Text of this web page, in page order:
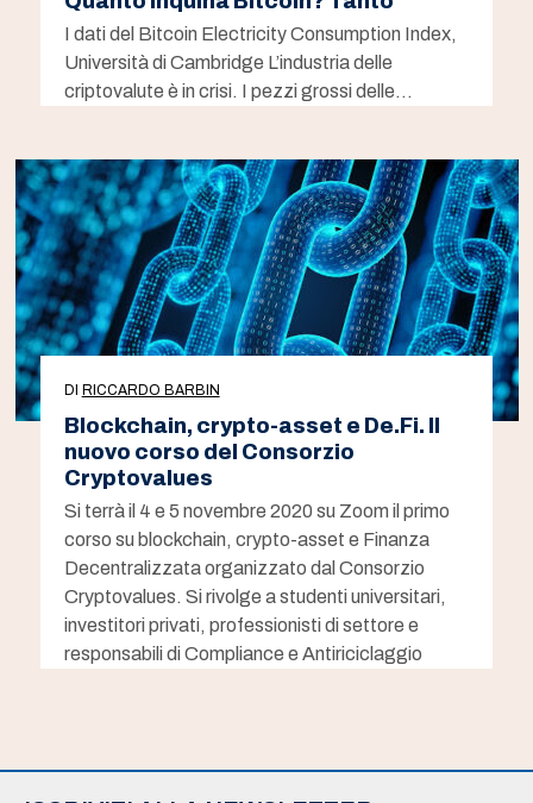
I dati del Bitcoin Electricity Consumption Index,
Università di Cambridge L’industria delle
criptovalute è in crisi. I pezzi grossi delle…
DI RICCARDO BARBIN
Blockchain, crypto-asset e De.Fi. Il
nuovo corso del Consorzio
Cryptovalues
Si terrà il 4 e 5 novembre 2020 su Zoom il primo
corso su blockchain, crypto-asset e Finanza
Decentralizzata organizzato dal Consorzio
Cryptovalues. Si rivolge a studenti universitari,
investitori privati, professionisti di settore e
responsabili di Compliance e Antiriciclaggio